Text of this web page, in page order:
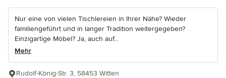
Nur eine von vielen Tischlereien in Ihrer Nähe? Wieder
familiengeführt und in langer Tradition weitergegeben?
Einzigartige Möbel? Ja, auch auf...
Mehr
Rudolf-König-Str. 3, 58453 Witten